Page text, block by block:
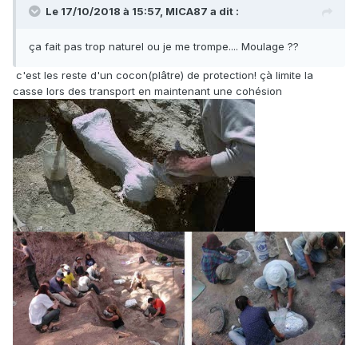
Le 17/10/2018 à 15:57, MICA87 a dit :
ça fait pas trop naturel ou je me trompe.... Moulage ??
c'est les reste d'un cocon(plâtre) de protection! çà limite la
casse lors des transport en maintenant une cohésion